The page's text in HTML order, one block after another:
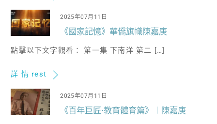
2025年07月11日
《國家記憶》華僑旗幟陳嘉庚
點擊以下文字觀看： 第一集 下南洋 第二 […]
詳 情 rest
2025年07月11日
《百年巨匠·教育體育篇》︱陳嘉庚